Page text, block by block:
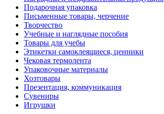
Подарочная упаковка
Письменные товары, черчение
Творчество
Учебные и наглядные пособия
Товары для учебы
Этикетки самоклеящиеся, ценники
Чековая термолента
Упаковочные материалы
Хозтовары
Презентация, коммуникация
Сувениры
Игрушки